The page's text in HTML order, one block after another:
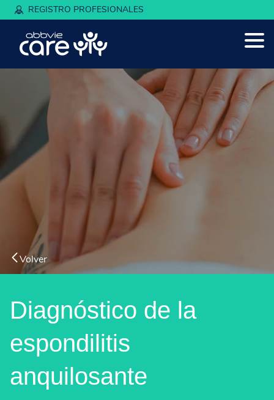
REGISTRO PROFESIONALES
Volver
Diagnóstico de la
espondilitis
anquilosante